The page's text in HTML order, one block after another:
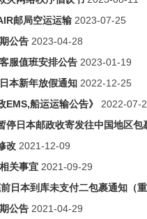
邮局空运运输 2023-07-25
公告 2023-04-28
服值班安排公告 2023-01-19
本新年放假通知 2022-12-25
EMS,船运运输公告》
2022-07-
停日本邮政收寄发往中国地区包
改 2021-12-09
关事宜 2021-09-29
日本到库未支付二包裹通知（重
公告 2021-04-29